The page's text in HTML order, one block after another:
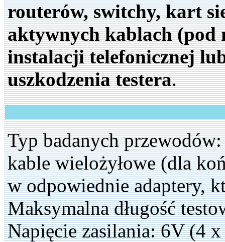
routerów, switchy, kart
aktywnych kablach (pod
instalacji telefonicznej
uszkodzenia testera.
Typ badanych
kable wielożyłowe (dla
w odpowiednie adaptery,
Maksymalna długość
Napięcie zasilania: 6V (4